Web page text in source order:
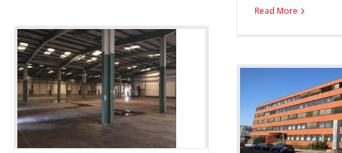
Read More